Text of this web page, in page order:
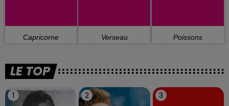
Capricorne Verseau Poissons
LE TOP
1 2 3